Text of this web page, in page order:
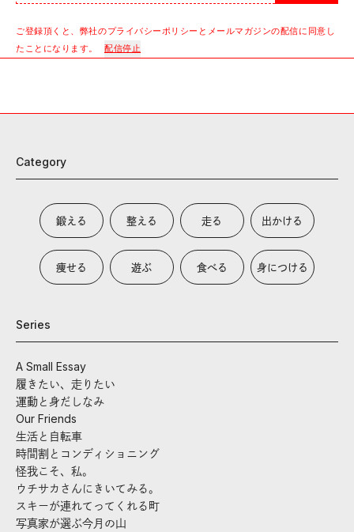
ご登録頂くと、弊社のプライバシーポリシーとメールマガジンの配信に同意し
たことになります。
配信停止
Category
鍛える 整える 走る 出かける
痩せる 遊ぶ 食べる 身につける
Series
A Small Essay
履きたい、走りたい
運動と身だしなみ
Our Friends
生活と自転車
時間割とコンディショニング
怪我こそ、私。
ウチサカさんにきいてみる。
スキーが連れてってくれる町
写真家が選ぶ今月の山